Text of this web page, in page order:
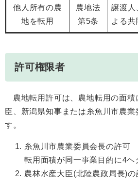
他人所有の農
地を転用
農地法
第5条
譲渡人
よる共
許可権限者
農地転用許可は、農地転用の面積
臣、新潟県知事または糸魚川市農業
す。
糸魚川市農業委員会長の許可
転用面積が同一事業目的に4ヘ
農林水産大臣(北陸農政局長)の